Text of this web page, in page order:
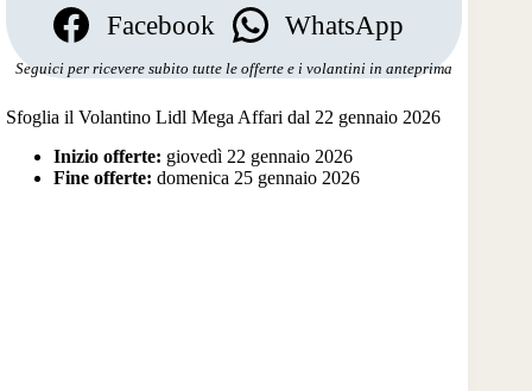
Facebook
WhatsApp
Seguici per ricevere subito tutte le offerte e i volantini in anteprima
Sfoglia il Volantino Lidl Mega Affari dal 22 gennaio 2026
Inizio offerte: giovedì 22 gennaio 2026
Fine offerte: domenica 25 gennaio 2026